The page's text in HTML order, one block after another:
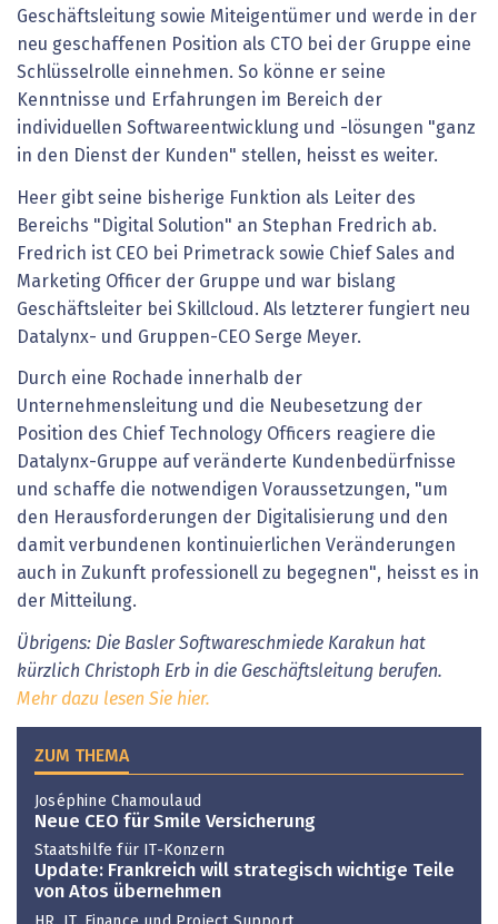
Geschäftsleitung sowie Miteigentümer und werde in der
neu geschaffenen Position als CTO bei der Gruppe eine
Schlüsselrolle einnehmen. So könne er seine
Kenntnisse und Erfahrungen im Bereich der
individuellen Softwareentwicklung und -lösungen "ganz
in den Dienst der Kunden" stellen, heisst es weiter.
Heer gibt seine bisherige Funktion als Leiter des
Bereichs "Digital Solution" an Stephan Fredrich ab.
Fredrich ist CEO bei Primetrack sowie Chief Sales and
Marketing Officer der Gruppe und war bislang
Geschäftsleiter bei Skillcloud. Als letzterer fungiert neu
Datalynx- und Gruppen-CEO Serge Meyer.
Durch eine Rochade innerhalb der
Unternehmensleitung und die Neubesetzung der
Position des Chief Technology Officers reagiere die
Datalynx-Gruppe auf veränderte Kundenbedürfnisse
und schaffe die notwendigen Voraussetzungen, "um
den Herausforderungen der Digitalisierung und den
damit verbundenen kontinuierlichen Veränderungen
auch in Zukunft professionell zu begegnen", heisst es in
der Mitteilung.
Übrigens: Die Basler Softwareschmiede Karakun hat
kürzlich Christoph Erb in die Geschäftsleitung berufen.
Mehr dazu lesen Sie hier.
ZUM THEMA
Joséphine Chamoulaud
Neue CEO für Smile Versicherung
Staatshilfe für IT-Konzern
Update: Frankreich will strategisch wichtige Teile
von Atos übernehmen